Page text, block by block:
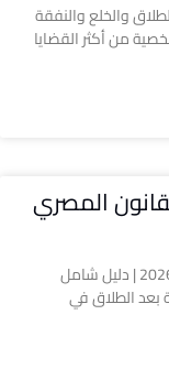
والخلع والنفقة
من أكثر القضايا
المصري
حقوق الزوجة بعد الطلاق في القانون المصري 2026 | دليل شامل
بعد الطلاق في